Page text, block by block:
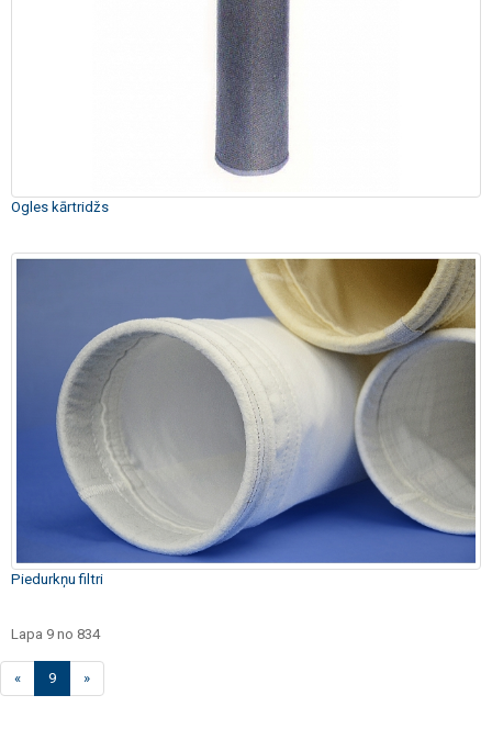
Ogles kārtridžs
Piedurkņu filtri
Lapa 9 no 834
« 9 »